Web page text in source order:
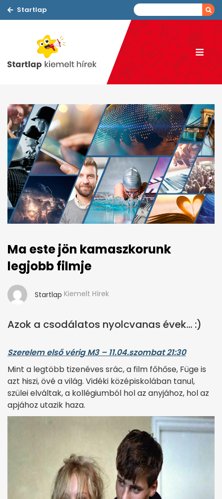
Startlap
Ma este jön kamaszkorunk
legjobb filmje
Startlap Kiemelt Hírek
Azok a csodálatos nyolcvanas évek... :)
Szerelem első vérig M3 – 11.04.szombat 21:30
Mint a legtöbb tizenéves srác, a film főhőse, Füge is
azt hiszi, övé a világ. Vidéki középiskolában tanul,
szülei elváltak, a kollégiumból hol az anyjához, hol az
apjához utazik haza.